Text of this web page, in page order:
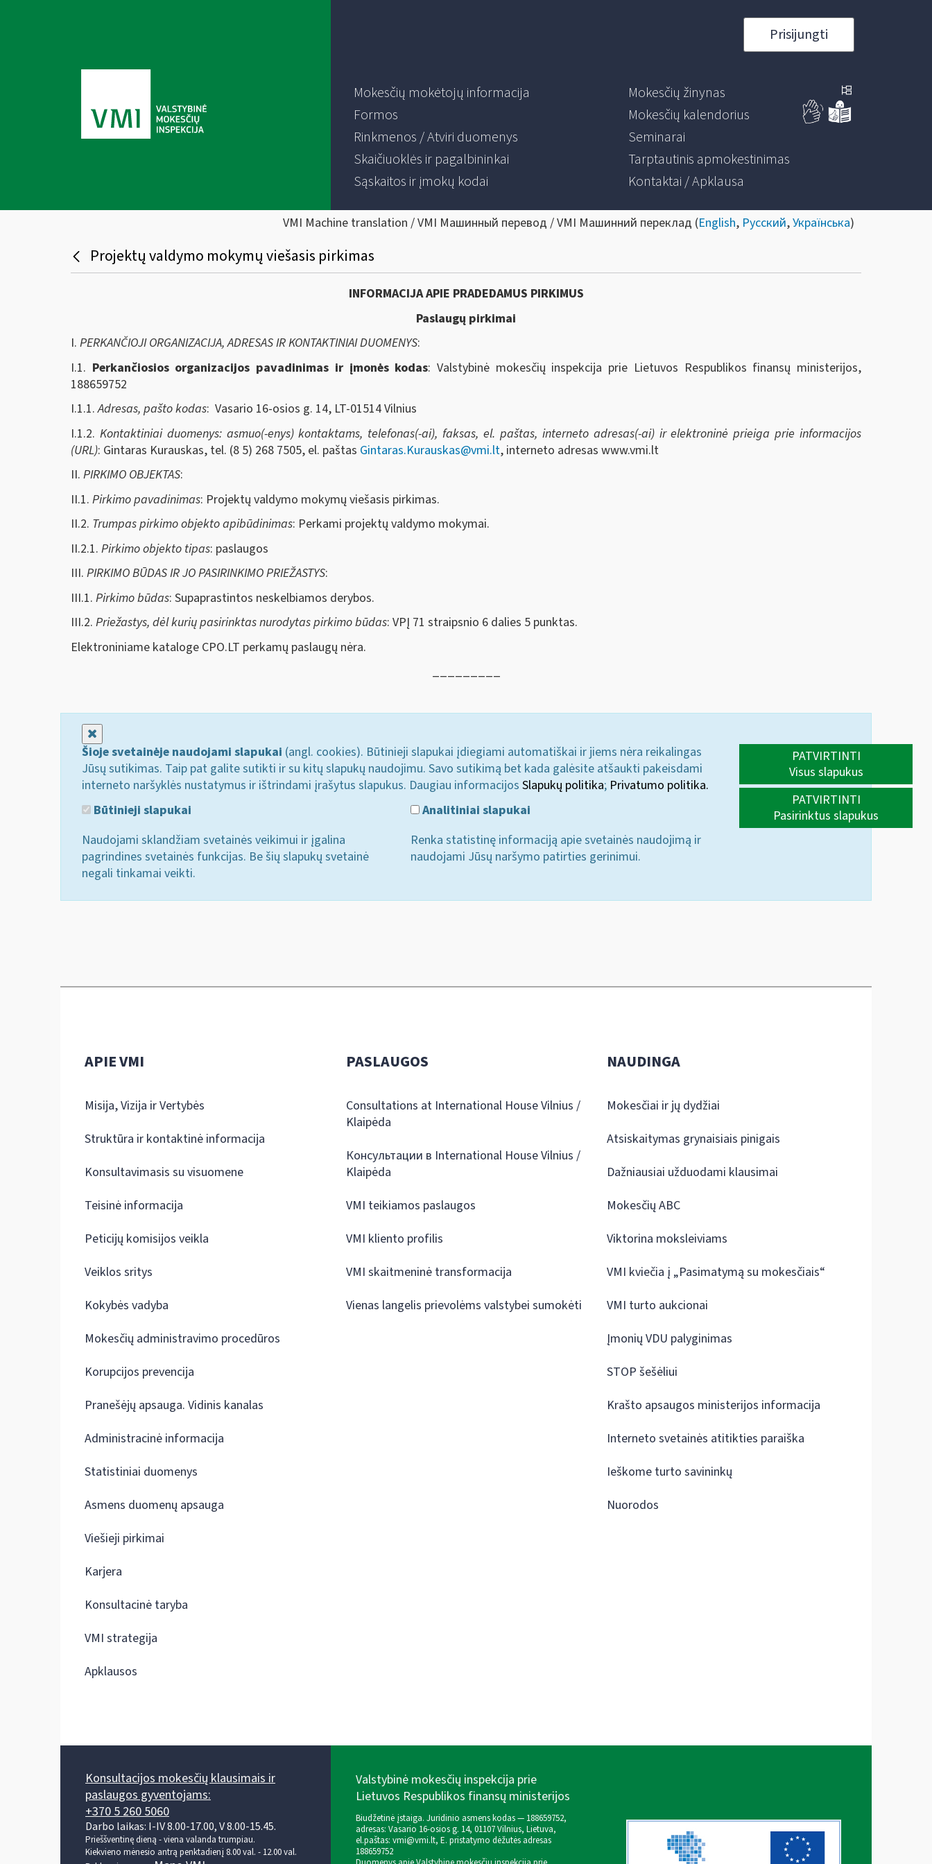
Prisijungti
Mokesčių mokėtojų informacija
Formos
Rinkmenos / Atviri duomenys
Skaičiuoklės ir pagalbininkai
Sąskaitos ir įmokų kodai
Mokesčių žinynas
Mokesčių kalendorius
Seminarai
Tarptautinis apmokestinimas
Kontaktai / Apklausa
VMI Machine translation / VMI Машинный перевод / VMI Машинний переклад (English, Русский,Українська)
Projektų valdymo mokymų viešasis pirkimas
INFORMACIJA APIE PRADEDAMUS PIRKIMUS
Paslaugų pirkimai
I. PERKANČIOJI ORGANIZACIJA, ADRESAS IR KONTAKTINIAI DUOMENYS:
I.1. Perkančiosios organizacijos pavadinimas ir įmonės kodas: Valstybinė mokesčių inspekcija prie Lietuvos Respublikos finansų ministerijos,
188659752
I.1.1.Adresas, pašto kodas: Vasario 16-osios g. 14, LT-01514 Vilnius
I.1.2. Kontaktiniai duomenys: asmuo(-enys) kontaktams, telefonas(-ai), faksas, el. paštas, interneto adresas(-ai) ir elektroninė prieiga prie informacijos
(URL): Gintaras Kurauskas, tel. (8 5) 268 7505, el. paštas Gintaras.Kurauskas@vmi.lt, interneto adresas www.vmi.lt
II. PIRKIMO OBJEKTAS:
II.1. Pirkimo pavadinimas: Projektų valdymo mokymų viešasis pirkimas.
II.2. Trumpas pirkimo objekto apibūdinimas: Perkami projektų valdymo mokymai.
II.2.1. Pirkimo objekto tipas: paslaugos
III. PIRKIMO BŪDAS IR JO PASIRINKIMO PRIEŽASTYS:
III.1. Pirkimo būdas: Supaprastintos neskelbiamos derybos.
III.2. Priežastys, dėl kurių pasirinktas nurodytas pirkimo būdas: VPĮ 71 straipsnio 6 dalies 5 punktas.
Elektroniniame kataloge CPO.LT perkamų paslaugų nėra.
_________
Šioje svetainėje naudojami slapukai (angl. cookies). Būtinieji slapukai įdiegiami automatiškai ir jiems nėra reikalingas
Jūsų sutikimas. Taip pat galite sutikti ir su kitų slapukų naudojimu. Savo sutikimą bet kada galėsite atšaukti pakeisdami
interneto naršyklės nustatymus ir ištrindami įrašytus slapukus. Daugiau informacijos Slapukų politika; Privatumo politika.
Būtinieji slapukai
Naudojami sklandžiam svetainės veikimui ir įgalina
pagrindines svetainės funkcijas. Be šių slapukų svetainė
negali tinkamai veikti.
Analitiniai slapukai
Renka statistinę informaciją apie svetainės naudojimą ir
naudojami Jūsų naršymo patirties gerinimui.
PATVIRTINTI
Visus slapukus
PATVIRTINTI
Pasirinktus slapukus
APIE VMI
Misija, Vizija ir Vertybės
Struktūra ir kontaktinė informacija
Konsultavimasis su visuomene
Teisinė informacija
Peticijų komisijos veikla
Veiklos sritys
Kokybės vadyba
Mokesčių administravimo procedūros
Korupcijos prevencija
Pranešėjų apsauga. Vidinis kanalas
Administracinė informacija
Statistiniai duomenys
Asmens duomenų apsauga
Viešieji pirkimai
Karjera
Konsultacinė taryba
VMI strategija
Apklausos
PASLAUGOS
Consultations at International House Vilnius /
Klaipėda
Консультации в International House Vilnius /
Klaipėda
VMI teikiamos paslaugos
VMI kliento profilis
VMI skaitmeninė transformacija
Vienas langelis prievolėms valstybei sumokėti
NAUDINGA
Mokesčiai ir jų dydžiai
Atsiskaitymas grynaisiais pinigais
Dažniausiai užduodami klausimai
Mokesčių ABC
Viktorina moksleiviams
VMI kviečia į „Pasimatymą su mokesčiais“
VMI turto aukcionai
Įmonių VDU palyginimas
STOP šešėliui
Krašto apsaugos ministerijos informacija
Interneto svetainės atitikties paraiška
Ieškome turto savininkų
Nuorodos
Konsultacijos mokesčių klausimais ir
paslaugos gyventojams:
+370 5 260 5060
Darbo laikas: I-IV 8.00-17.00, V 8.00-15.45.
Prieššventinę dieną - viena valanda trumpiau.
Kiekvieno mėnesio antrą penktadienį 8.00 val. - 12.00 val.
Valstybinė mokesčių inspekcija prie
Lietuvos Respublikos finansų ministerijos
Biudžetinė įstaiga. Juridinio asmens kodas — 188659752,
adresas: Vasario 16-osios g. 14, 01107 Vilnius, Lietuva,
el.paštas: vmi@vmi.lt, E. pristatymo dėžutės adresas
188659752